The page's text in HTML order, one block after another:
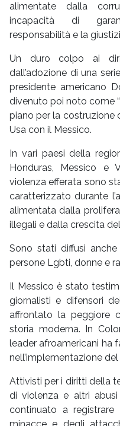
alimentate dalla
incapacità di
responsabilità e la
Un duro colpo ai
dall’adozione di una
presidente americano
divenuto poi noto come
piano per la costruzione
Usa con il Messico.
In vari paesi della
Honduras, Messico e
violenza efferata sono
caratterizzato durante
alimentata dalla
illegali e dalla crescita
Sono stati diffusi
persone Lgbti, donne e
Il Messico è stato
giornalisti e difensori
affrontato la peggiore
storia moderna. In
leader afroamericani ha
nell’implementazione
Attivisti per i diritti della
di violenza e altri
continuato a